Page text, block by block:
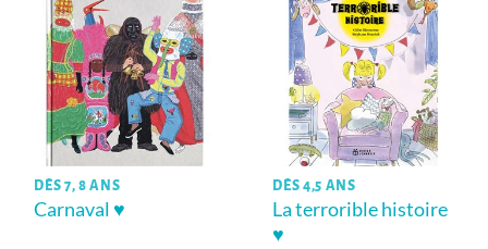
DÈS 7, 8 ANS
Carnaval ♥
DÈS 4,5 ANS
La terrorible histoire
♥